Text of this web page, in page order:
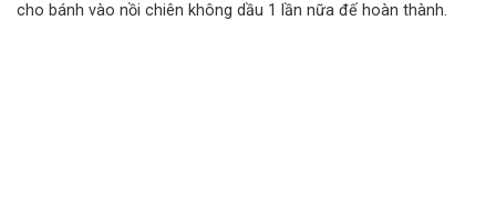
cho bánh vào nồi chiên không dầu 1 lần nữa đế hoàn thành.